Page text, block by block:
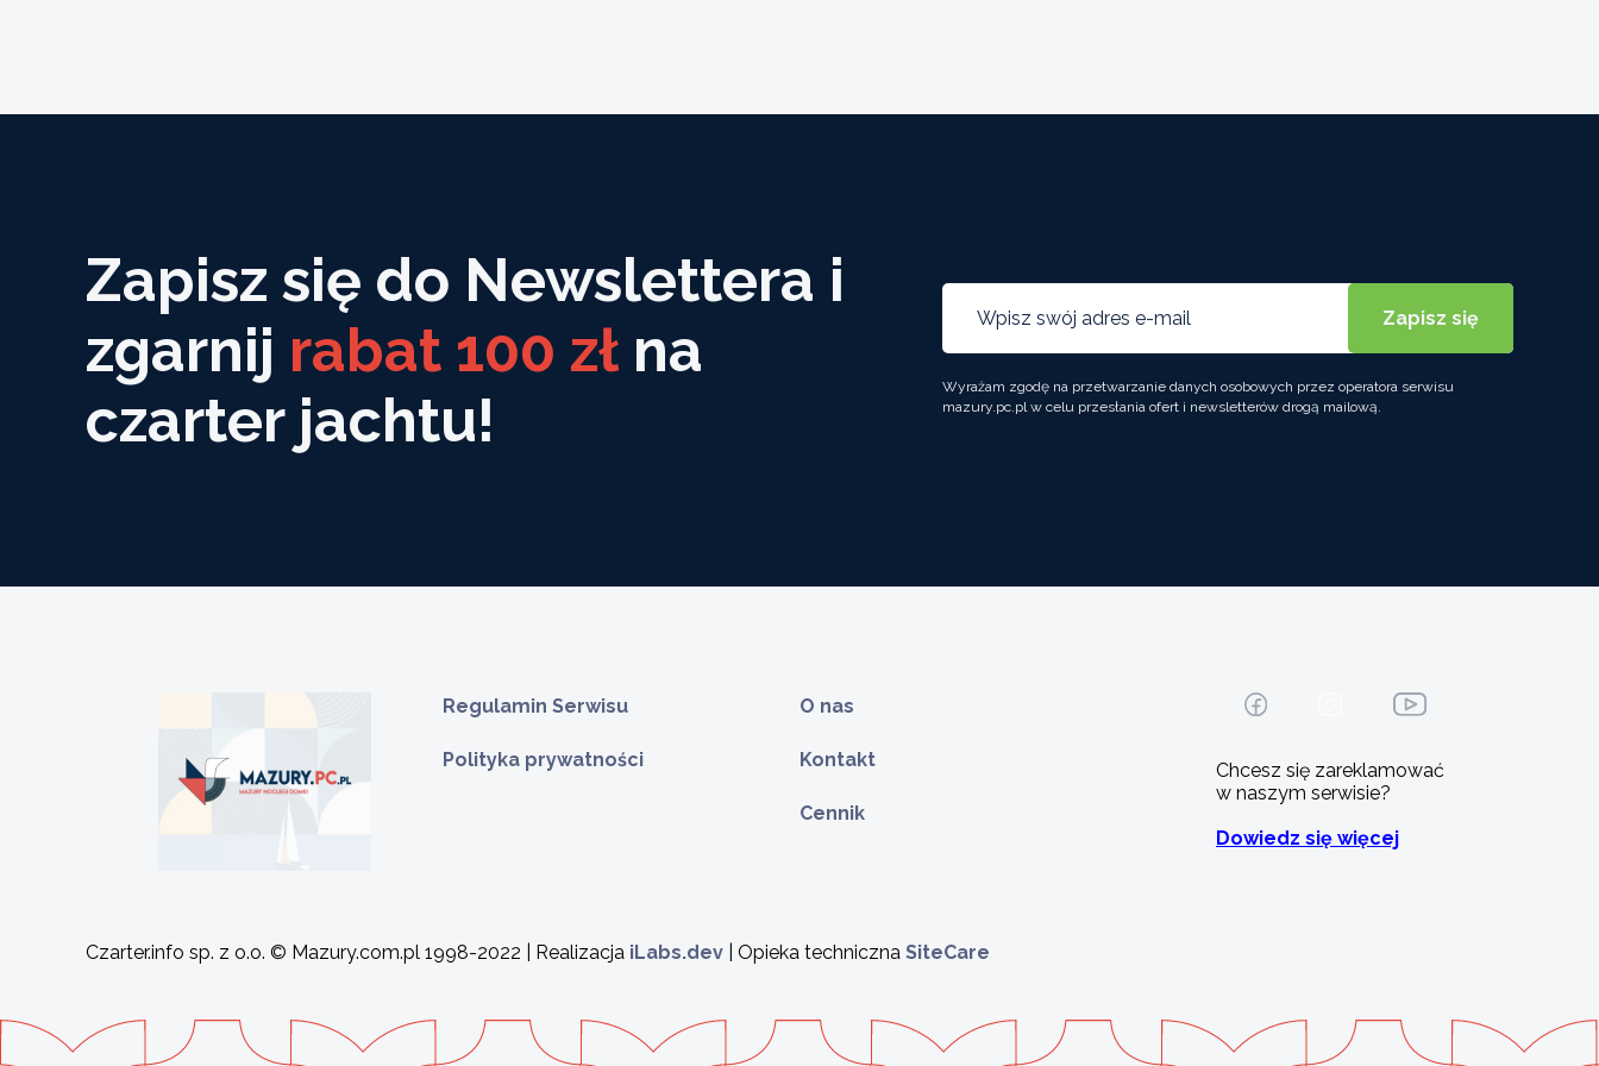
Zapisz się do Newslettera i
zgarnij rabat 100 zł na
czarter jachtu!
Wyrażam zgodę na przetwarzanie danych osobowych przez operatora serwisu
mazury.pc.pl w celu przesłania ofert i newsletterów drogą mailową.
Regulamin Serwisu
Polityka prywatności
O nas
Kontakt
Cennik
Chcesz się zareklamować
w naszym serwisie?
Dowiedz się więcej
Czarter.info sp. z o.o. © Mazury.com.pl 1998-2022 | Realizacja iLabs.dev | Opieka techniczna SiteCare